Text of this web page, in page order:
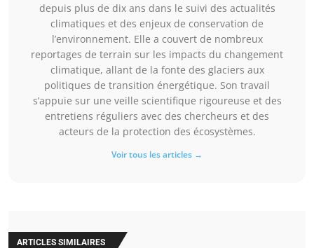
depuis plus de dix ans dans le suivi des actualités
climatiques et des enjeux de conservation de
l’environnement. Elle a couvert de nombreux
reportages de terrain sur les impacts du changement
climatique, allant de la fonte des glaciers aux
politiques de transition énergétique. Son travail
s’appuie sur une veille scientifique rigoureuse et des
entretiens réguliers avec des chercheurs et des
acteurs de la protection des écosystèmes.
Voir tous les articles →
ARTICLES SIMILAIRES